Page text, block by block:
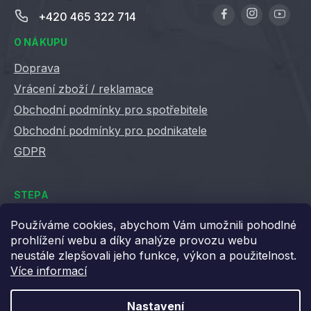
Používáme cookies, abychom Vám umožnili pohodlné
prohlížení webu a díky analýze provozu webu
neustále zlepšovali jeho funkce, výkon a použitelnost.
Více informací
Nastavení
+420 465 322 714
O NÁKUPU
Doprava
Vrácení zboží / reklamace
Obchodní podmínky pro spotřebitele
Obchodní podmínky pro podnikatele
GDPR
STEPA
Kontakty
Kariéra ve Stepě
Věrnostní slevy